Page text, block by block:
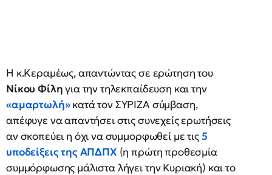
Η κ.Κεραμέως, απαντώντας σε ερώτηση του
Νίκου Φίληγια την τηλεκπαίδευση και την
«αμαρτωλή»κατά τον ΣΥΡΙΖΑ σύμβαση,
απέφυγε να απαντήσει στις συνεχείς ερωτήσεις
αν σκοπεύει η όχι να συμμορφωθεί με τις5
υποδείξεις της ΑΠΔΠΧ (η πρώτη προθεσμία
συμμόρφωσης μάλιστα λήγει την Κυριακή) και το